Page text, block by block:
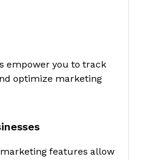
empower you to track
optimize marketing
features allow